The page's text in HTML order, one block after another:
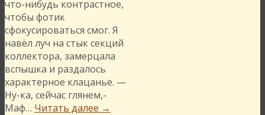
что-нибудь контрастное,
чтобы фотик
сфокусироваться смог. Я
навёл луч на стык секций
коллектора, замерцала
вспышка и раздалось
характерное клацанье. —
Ну-ка, сейчас глянем,-
Маф… Читать далее →